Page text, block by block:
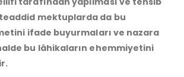
mektuplarda da bu
ifade buyurmaları ve nazara
bu lâhikaların ehemmiyetini